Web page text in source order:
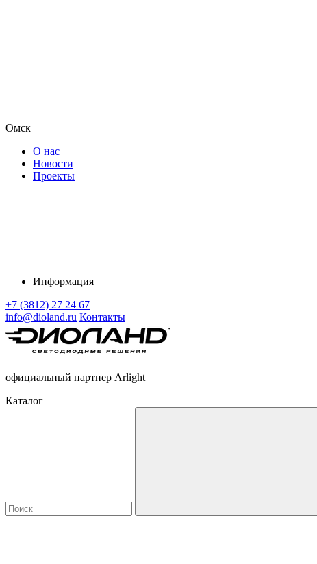
Омск
О нас
Новости
Проекты
Информация
+7 (3812) 27 24 67
info@dioland.ru Контакты
официальный партнер Arlight
Каталог